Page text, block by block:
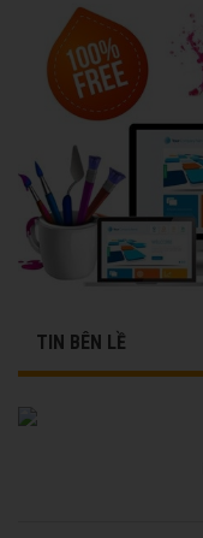
TIN BÊN LỀ